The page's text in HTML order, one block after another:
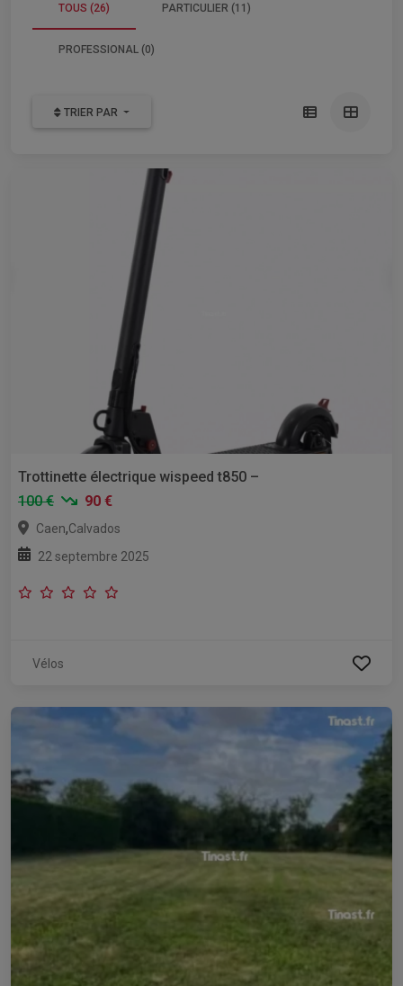
TOUS (26) PARTICULIER (11)
PROFESSIONAL (0)
TRIER PAR
Trottinette électrique wispeed t850 –
100 €
90 €
Caen,Calvados
22 septembre 2025
Vélos